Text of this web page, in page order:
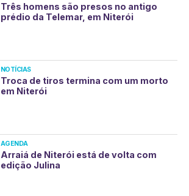
Três homens são presos no antigo
prédio da Telemar, em Niterói
NOTÍCIAS
Troca de tiros termina com um morto
em Niterói
AGENDA
Arraiá de Niterói está de volta com
edição Julina